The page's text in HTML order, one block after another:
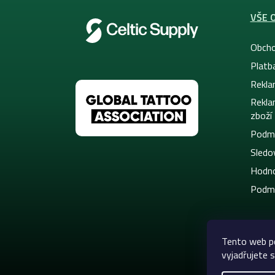
Tento web
vyjadřujete
VŠE
zboží